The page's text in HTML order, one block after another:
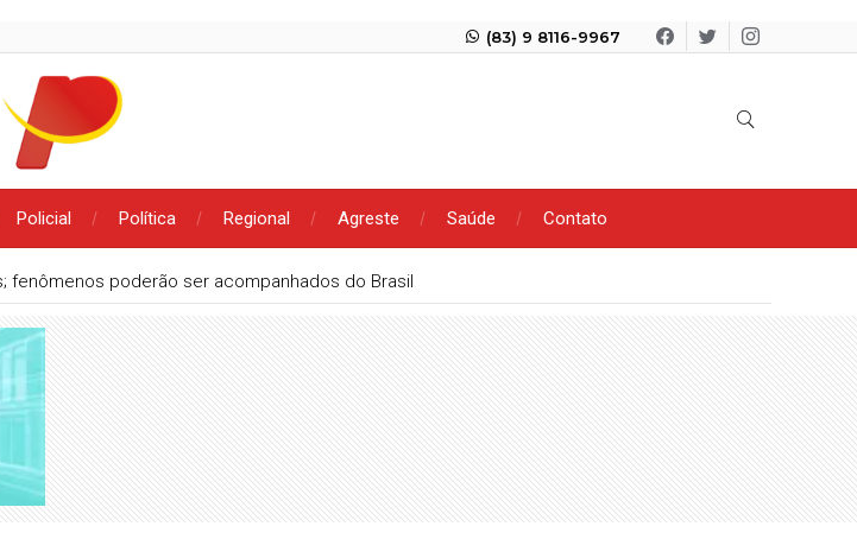
(83) 9 8116-9967
Policial Política Regional Agreste Saúde Contato
fenômenos poderão ser acompanhados do Brasil